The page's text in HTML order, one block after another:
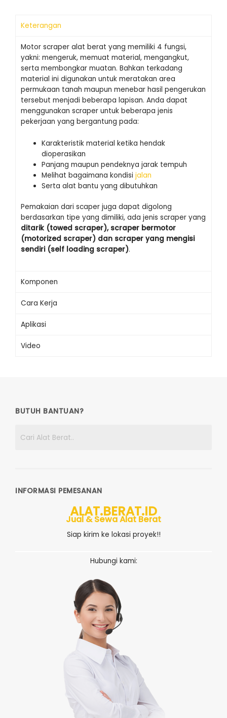
Keterangan
Motor scraper alat berat yang memiliki 4 fungsi,
yakni: mengeruk, memuat material, mengangkut,
serta membongkar muatan. Bahkan terkadang
material ini digunakan untuk meratakan area
permukaan tanah maupun menebar hasil pengerukan
tersebut menjadi beberapa lapisan. Anda dapat
menggunakan scraper untuk beberapa jenis
pekerjaan yang bergantung pada:
Karakteristik material ketika hendak
dioperasikan
Panjang maupun pendeknya jarak tempuh
Melihat bagaimana kondisijalan
Serta alat bantu yang dibutuhkan
Pemakaian dari scaper juga dapat digolong
berdasarkan tipe yang dimiliki, ada jenis scraper yang
ditarik (towed scraper), scraper bermotor
(motorized scraper) dan scraper yang mengisi
sendiri (self loading scraper).
Komponen
Cara Kerja
Aplikasi
Video
BUTUH BANTUAN?
INFORMASI PEMESANAN
ALAT.BERAT.ID
Jual & Sewa Alat Berat
Siap kirim ke lokasi proyek!!
Hubungi kami: